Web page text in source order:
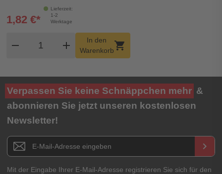
Lieferzeit:
1-2
Werktage
1,82 €*
remove
Produkt Warenkorb Menge
add
In den
Warenkorbshopping_cart
Verpassen Sie keine Schnäppchen mehr &
abonnieren Sie jetzt unseren kostenlosen
Newsletter!
Newsletter E-Mail Adresse keyboard_arrow_right
Mit der Eingabe Ihrer E-Mail-Adresse registrieren Sie sich für den